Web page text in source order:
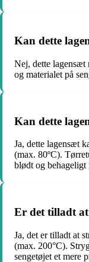
Kan dette
Nej, dette lagensæt
og materialet på
Kan dette
Ja, dette lagensæt
(max. 80ºC).
blødt og behageligt
Er det tilladt at
Ja, det er tilladt at
(max. 200°C).
sengetøjet et mere